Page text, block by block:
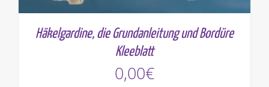
Häkelgardine, die Grundanleitung und Bordüre
Kleeblatt
0,00€